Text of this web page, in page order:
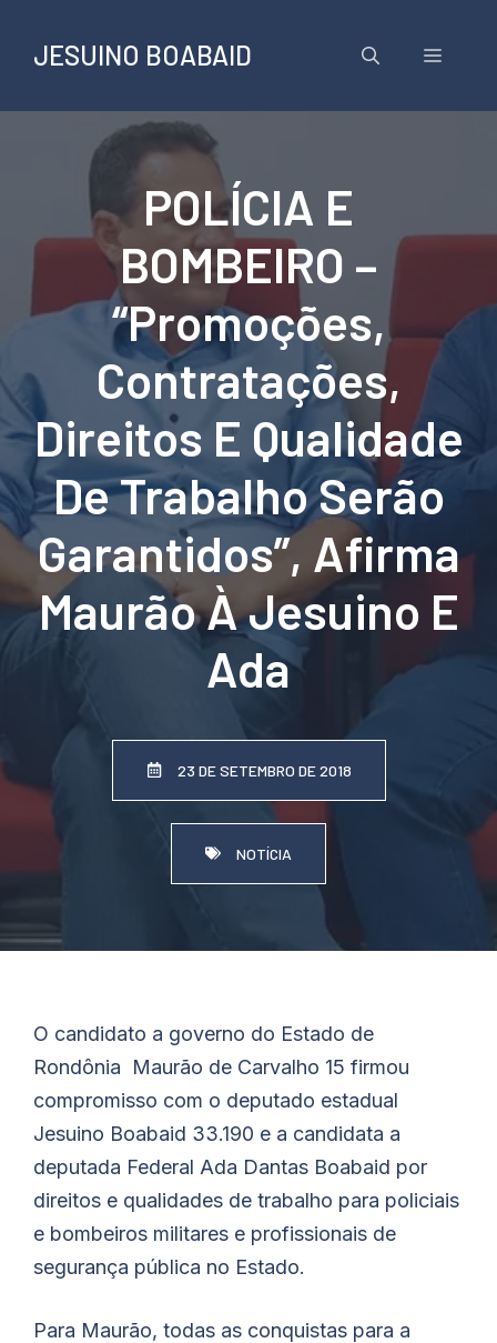
conteúdo
JESUINO BOABAID Menu
POLÍCIA E
BOMBEIRO –
“Promoções,
Contratações,
Direitos E Qualidade
De Trabalho Serão
Garantidos”, Afirma
Maurão À Jesuino E
Ada
23 DE SETEMBRO DE 2018
NOTÍCIA
O candidato a governo do Estado de
Rondônia Maurão de Carvalho 15 firmou
compromisso com o deputado estadual
Jesuino Boabaid 33.190 e a candidata a
deputada Federal Ada Dantas Boabaid por
direitos e qualidades de trabalho para policiais
e bombeiros militares e profissionais de
segurança pública no Estado.
Para Maurão, todas as conquistas para a